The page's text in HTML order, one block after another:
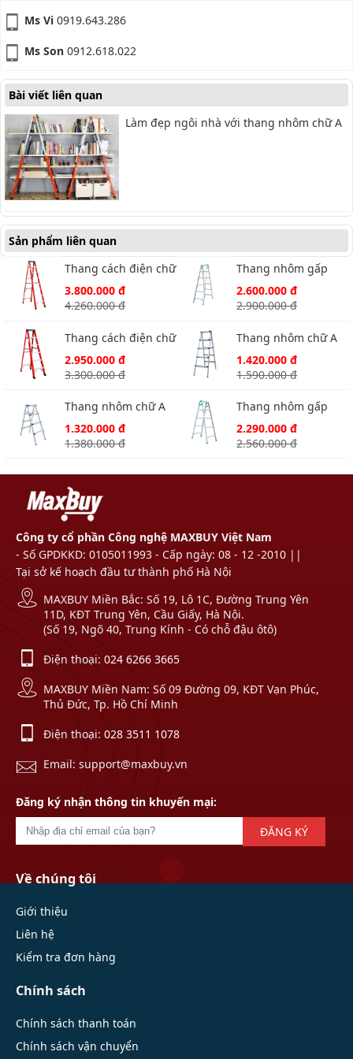
Ms Vi 0919.643.286
Ms Son 0912.618.022
Bài viết liên quan
Làm đẹp ngôi nhà với thang nhôm chữ A
Sản phẩm liên quan
Thang cách điện chữ
A Nikawa NKJ-8C
3.800.000 đ
4.260.000 đ
Thang nhôm gấp
Nikawa NKY-6C
2.600.000 đ
2.900.000 đ
Thang cách điện chữ
A Nikawa NKJ-6C
2.950.000 đ
3.300.000 đ
Thang nhôm chữ A
Nikawa NKD-05 New
1.420.000 đ
1.590.000 đ
Thang nhôm chữ A
Nikawa NKD-04 New
1.320.000 đ
1.380.000 đ
Thang nhôm gấp
Nikawa NKY-5C
2.290.000 đ
2.560.000 đ
Công ty cổ phần Công nghệ MAXBUY Việt Nam
- Số GPDKKD: 0105011993 - Cấp ngày: 08 - 12 -2010 ||
Tại sở kế hoạch đầu tư thành phố Hà Nội
MAXBUY Miền Bắc: Số 19, Lô 1C, Đường Trung Yên
11D, KĐT Trung Yên, Cầu Giấy, Hà Nội.
(Số 19, Ngõ 40, Trung Kính - Có chỗ đậu ôtô)
Điện thoại: 024 6266 3665
MAXBUY Miền Nam: Số 09 Đường 09, KĐT Vạn Phúc,
Thủ Đức, Tp. Hồ Chí Minh
Điện thoại: 028 3511 1078
Email: support@maxbuy.vn
Đăng ký nhận thông tin khuyến mại:
ĐĂNG KÝ
Về chúng tôi
Giới thiệu
Liên hệ
Kiểm tra đơn hàng
Chính sách
Chính sách thanh toán
Chính sách vận chuyển